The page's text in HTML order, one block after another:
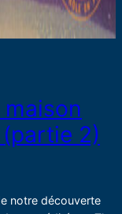
maison
2)
notre découverte